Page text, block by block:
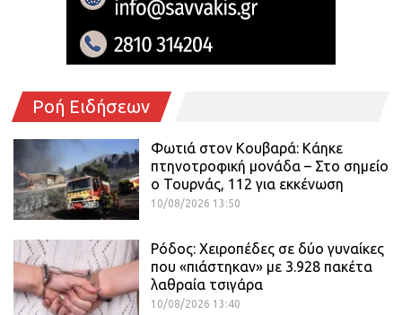
Ροή Ειδήσεων
Φωτιά στον Κουβαρά: Κάηκε
πτηνοτροφική μονάδα – Στο σημείο
ο Τουρνάς, 112 για εκκένωση
10/08/2026 13:50
Ρόδος: Χειροπέδες σε δύο γυναίκες
που «πιάστηκαν» με 3.928 πακέτα
λαθραία τσιγάρα
10/08/2026 13:40